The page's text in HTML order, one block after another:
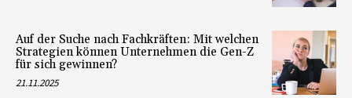
Auf der Suche nach Fachkräften: Mit welchen
Strategien können Unternehmen die Gen-Z
für sich gewinnen?
21.11.2025